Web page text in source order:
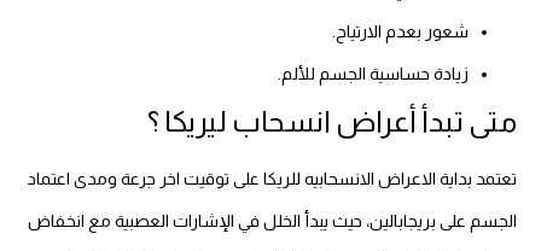
شعور بعدم الارتياح.
زيادة حساسية الجسم للألم.
متى تبدأ أعراض انسحاب ليريكا ؟
تعتمد بداية الاعراض الانسحابيه للريكا على توقيت اخر جرعة ومدى اعتماد
الجسم على بريجابالين، حيث يبدأ الخلل في الإشارات العصبية مع انخفاض